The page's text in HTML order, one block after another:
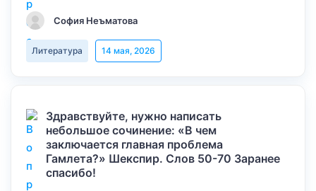
София Неъматова
Литература 14 мая, 2026
Здравствуйте, нужно написать
небольшое сочинение: «В чем
заключается главная проблема
Гамлета?» Шекспир. Слов 50-70 Заранее
спасибо!